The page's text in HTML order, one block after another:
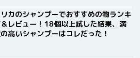
カのシャンプーでおすすめの物ランキ
レビュー！18個以上試した結果、満
高いシャンプーはコレだった！